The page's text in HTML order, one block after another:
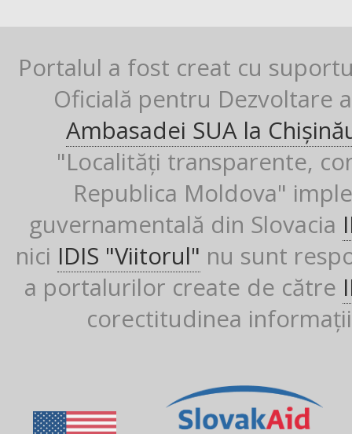
Portalul a fost creat cu
Oficială pentru Dezvoltare
Ambasadei SUA la
"Localități transparente,
Republica Moldova"
guvernamentală din Slovacia
nici IDIS "Viitorul" nu sunt
a portalurilor create de către
corectitudinea